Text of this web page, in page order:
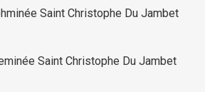
Saint Christophe Du Jambet
Saint Christophe Du Jambet